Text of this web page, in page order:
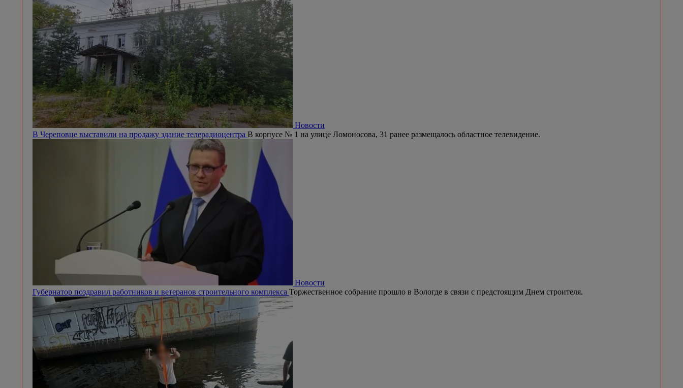
Новости
В Череповце выставили на продажу здание телерадиоцентра В корпусе № 1 на улице Ломоносова, 31 ранее размещалось областное телевидение.
Новости
Губернатор поздравил работников и ветеранов строительного комплекса Торжественное собрание прошло в Вологде в связи с предстоящим Днем строителя.